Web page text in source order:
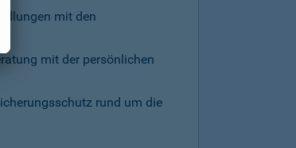
mit den
mit der persönlichen
rund um die